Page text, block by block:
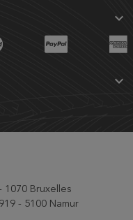


1070 Bruxelles
- 5100 Namur